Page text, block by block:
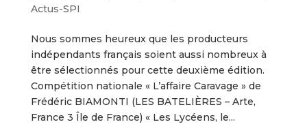
Actus-SPI
Nous sommes heureux que les producteurs
indépendants français soient aussi nombreux à
être sélectionnés pour cette deuxième édition.
Compétition nationale « L’affaire Caravage » de
Frédéric BIAMONTI (LES BATELIÈRES – Arte,
France 3 Île de France) « Les Lycéens, le...